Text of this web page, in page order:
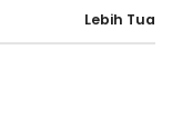
Lebih Tua